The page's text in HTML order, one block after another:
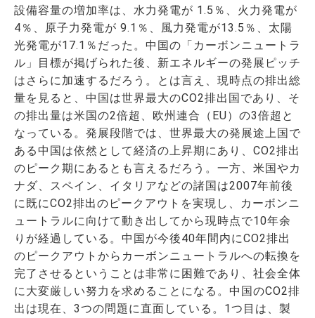
設備容量の増加率は、水力発電が 1.5％、火力発電が
4％、原子力発電が 9.1％、風力発電が13.5％、太陽
光発電が17.1％だった。中国の「カーボンニュートラ
ル」目標が掲げられた後、新エネルギーの発展ピッチ
はさらに加速するだろう。とは言え、現時点の排出総
量を見ると、中国は世界最大のCO2排出国であり、そ
の排出量は米国の2倍超、欧州連合（EU）の3倍超と
なっている。発展段階では、世界最大の発展途上国で
ある中国は依然として経済の上昇期にあり、CO2排出
のピーク期にあるとも言えるだろう。一方、米国やカ
ナダ、スペイン、イタリアなどの諸国は2007年前後
に既にCO2排出のピークアウトを実現し、カーボンニ
ュートラルに向けて動き出してから現時点で10年余
りが経過している。中国が今後40年間内にCO2排出
のピークアウトからカーボンニュートラルへの転換を
完了させるということは非常に困難であり、社会全体
に大変厳しい努力を求めることになる。中国のCO2排
出は現在、3つの問題に直面している。1つ目は、製